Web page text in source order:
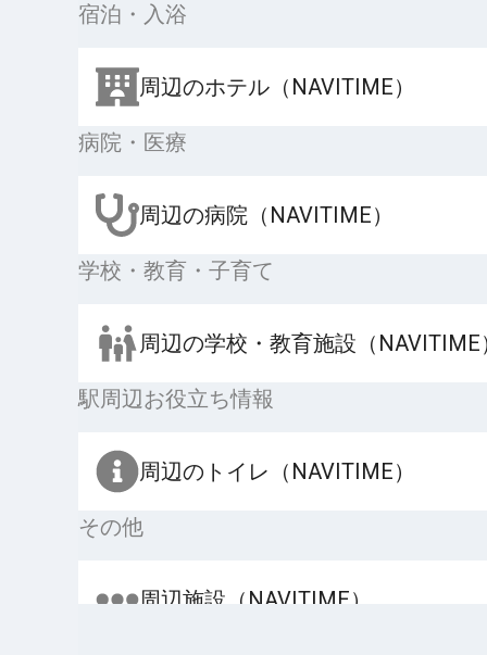
宿泊・入浴
周辺のホテル（NAVITIME）
病院・医療
周辺の病院（NAVITIME）
学校・教育・子育て
周辺の学校・教育施設（NAVITIME
駅周辺お役立ち情報
周辺のトイレ（NAVITIME）
その他
周辺施設（NAVITIME）